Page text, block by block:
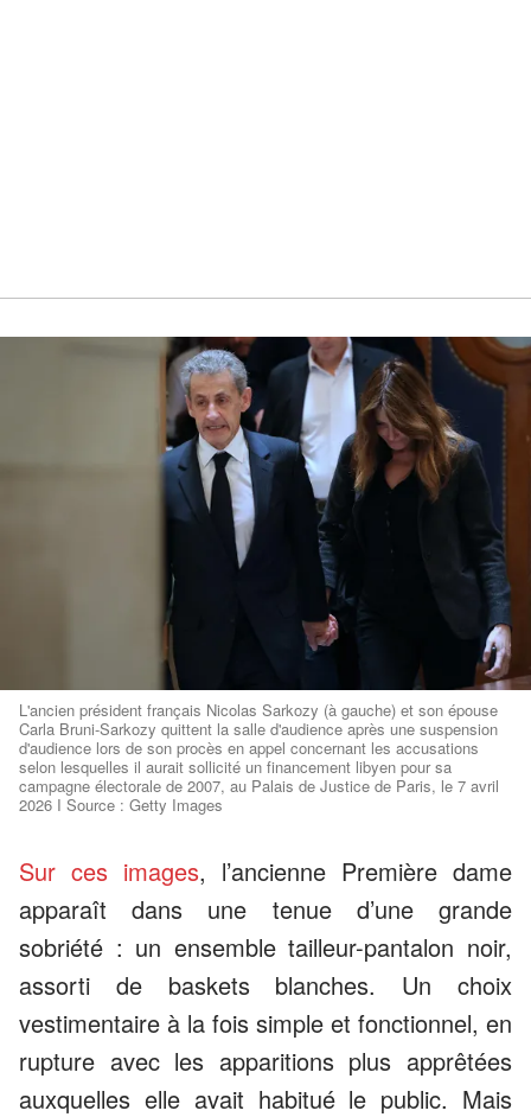
L'ancien président français Nicolas Sarkozy (à gauche) et son épouse
Carla Bruni-Sarkozy quittent la salle d'audience après une suspension
d'audience lors de son procès en appel concernant les accusations
selon lesquelles il aurait sollicité un financement libyen pour sa
campagne électorale de 2007, au Palais de Justice de Paris, le 7 avril
2026 I Source : Getty Images
Sur ces images, l’ancienne Première dame
apparaît dans une tenue d’une grande
sobriété : un ensemble tailleur-pantalon noir,
assorti de baskets blanches. Un choix
vestimentaire à la fois simple et fonctionnel, en
rupture avec les apparitions plus apprêtées
auxquelles elle avait habitué le public. Mais